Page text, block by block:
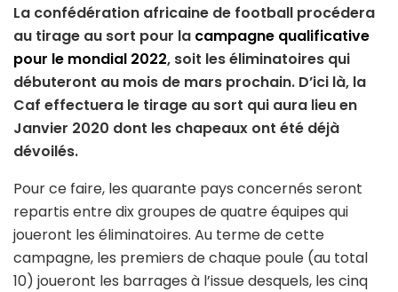
La confédération africaine de football procédera
au tirage au sort pour la campagne qualificative
pour le mondial 2022, soit les éliminatoires qui
débuteront au mois de mars prochain. D’ici là, la
Caf effectuera le tirage au sort qui aura lieu en
Janvier 2020 dont les chapeaux ont été déjà
dévoilés.
Pour ce faire, les quarante pays concernés seront
repartis entre dix groupes de quatre équipes qui
joueront les éliminatoires. Au terme de cette
campagne, les premiers de chaque poule (au total
10) joueront les barrages à l’issue desquels, les cinq